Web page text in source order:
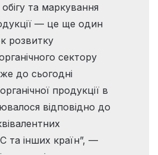
та маркування
— це ще один
розвитку
сектору
до сьогодні
продукції в
відповідно до
та інших країн”, —